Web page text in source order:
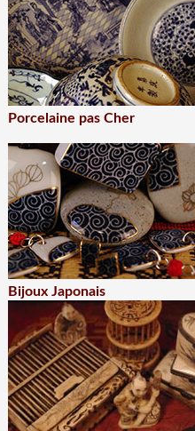
Porcelaine pas Cher
Bijoux Japonais